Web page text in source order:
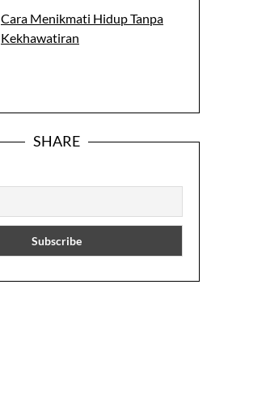
Cara Menikmati Hidup Tanpa
Kekhawatiran
SHARE